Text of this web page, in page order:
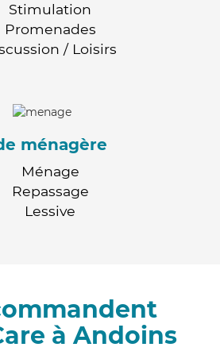
Stimulation
Promenades
/ Loisirs
ménagère
Ménage
Repassage
Lessive
à Andoins